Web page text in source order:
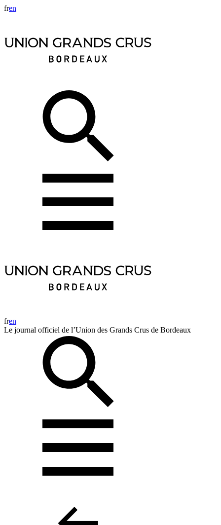
fren
fren
Le journal officiel de l’Union des Grands Crus de Bordeaux